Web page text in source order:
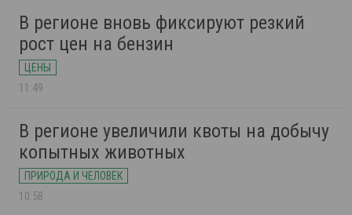
В регионе вновь фиксируют резкий
рост цен на бензин
ЦЕНЫ
11:49
В регионе увеличили квоты на добычу
копытных животных
ПРИРОДА И ЧЕЛОВЕК
10:58